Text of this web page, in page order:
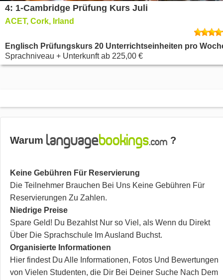
4: 1-Cambridge Prüfung Kurs Juli
ACET, Cork, Irland
Englisch Prüfungskurs 20 Unterrichtseinheiten pro
Sprachniveau + Unterkunftab 225,00 €
Warum ?
Keine Gebühren Für Reservierung
Die Teilnehmer Brauchen Bei Uns Keine Gebühren Für
Reservierungen Zu Zahlen.
Niedrige Preise
Spare Geld! Du Bezahlst Nur so Viel, als Wenn du Direkt
Über Die Sprachschule Im Ausland Buchst.
Organisierte Informationen
Hier findest Du Alle Informationen, Fotos Und Bewertungen
von Vielen Studenten, die Dir Bei Deiner Suche Nach Dem